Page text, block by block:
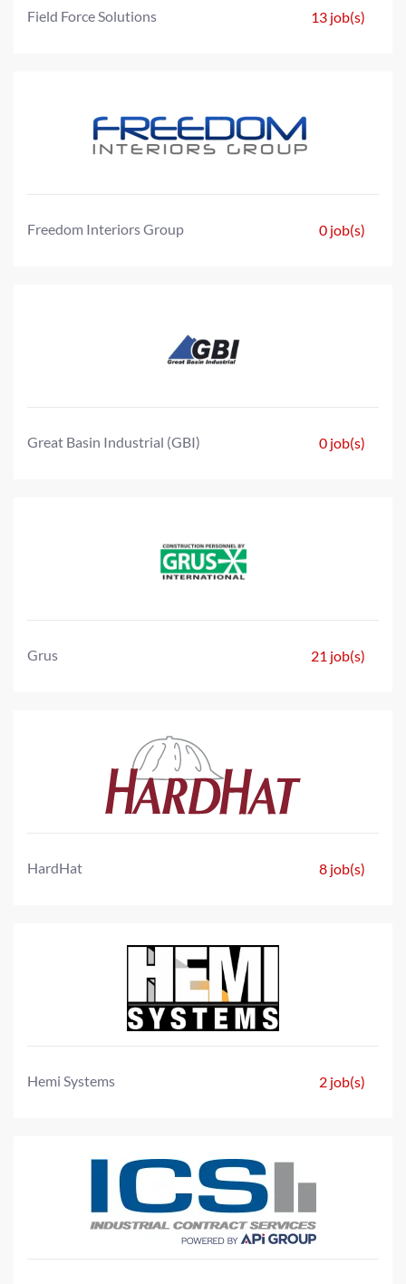
Field Force Solutions 13 job(s)
Freedom Interiors Group 0 job(s)
Great Basin Industrial (GBI) 0 job(s)
Grus 21 job(s)
HardHat 8 job(s)
Hemi Systems 2 job(s)